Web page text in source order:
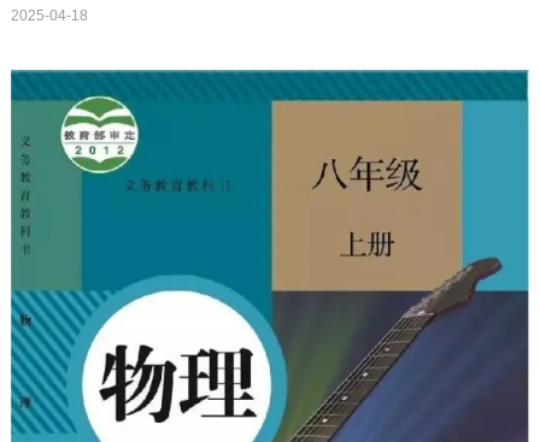
2025-04-18